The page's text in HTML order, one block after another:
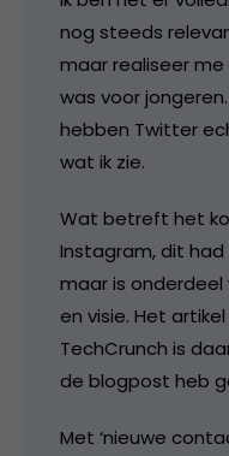
nog steeds
maar realiseer
was voor
hebben Twitter
wat ik zie.
Wat betreft het
Instagram, dit had
maar is onderdeel
en visie. Het
TechCrunch is
de blogpost heb
Met ‘nieuwe